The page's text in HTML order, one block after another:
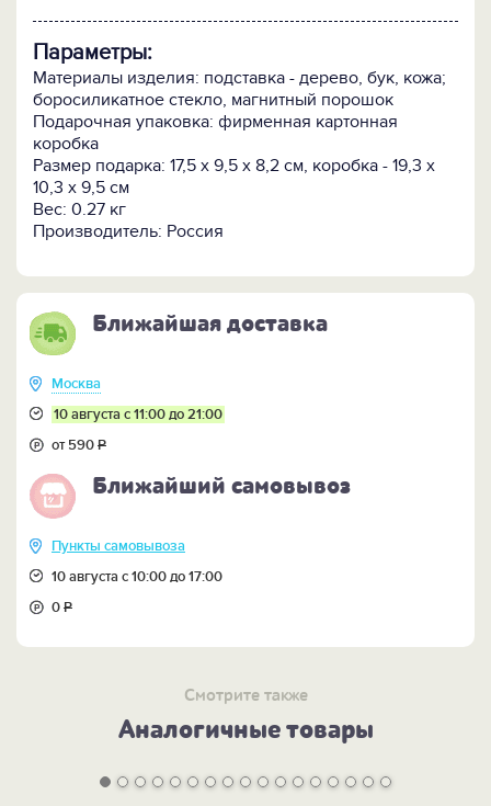
(+/- 60 секунд) принимает интересные замысловатые
формы. Интересно наблюдать и удобно
пользоваться!
Подставка часов выполнена из бука
прочной древесины с однородной структурой и
ярко очерченными годичными кольцами. Это
придает песочным часам дополнительный шарм:
живая фактура дерева оригинально сочетается со
стороны подставки - кожаная вставка.
ПОСМОТРИТЕ ЕЩЁ:
-Похожие часы в стиле хай-тек >>
Похожие магнитные
Параметры:
Материалы изделия: подставка - дерево, бук, кожа;
боросиликатное стекло, магнитный порошок
Подарочная упаковка: фирменная картонная
коробка
Размер подарка: 17,5 х 9,5 х 8,2 см, коробка - 19,3 х
10,3 х 9,5 см
Вес: 0.27 кг
Производитель: Россия
Ближайшая доставка
Москва
10 августа с 11:00 до 21:00
от 590Р
Ближайший самовывоз
Пункты самовывоза
10 августа с 10:00 до 17:00
0Р
Смотрите также
Аналогичные товары